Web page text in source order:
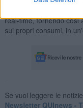
real-time, fornendo così
sui propri consumi, in
Se vuoi leggere le
Newsletter QUInews -